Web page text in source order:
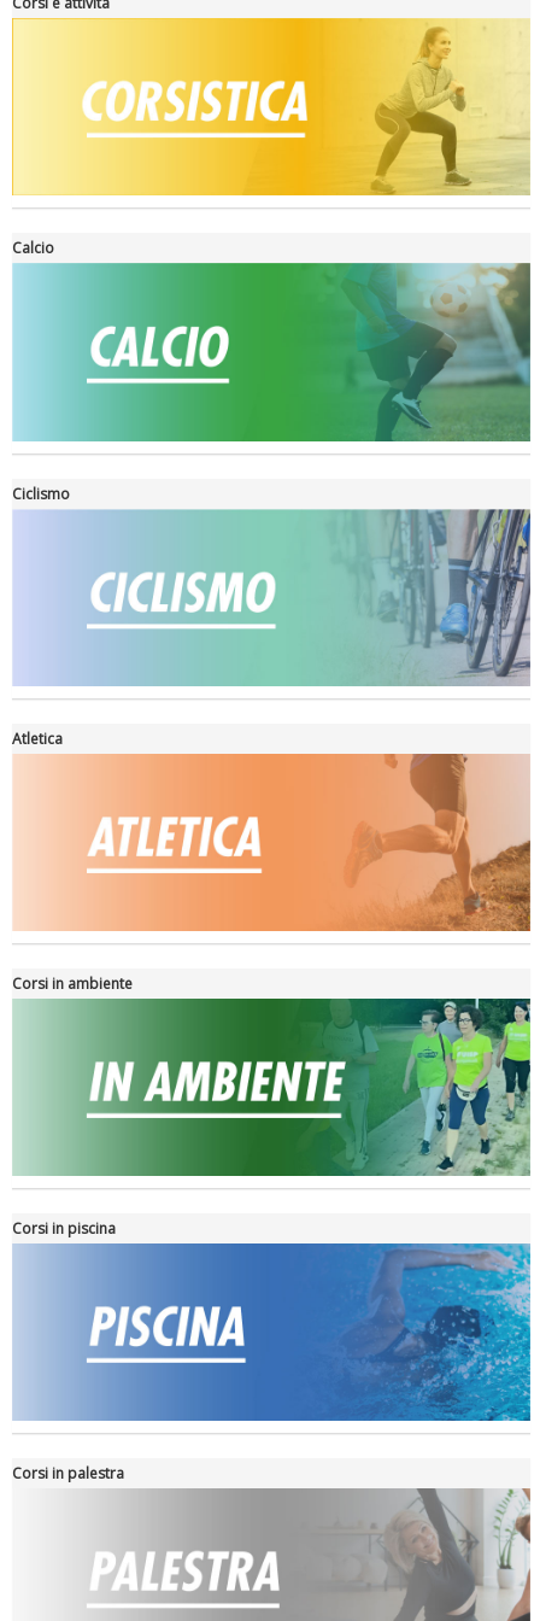
Tiziano Pesce a Radio InBlu2000 traccia il bilancio della stagione
Ddl Lobby, Uisp: “Il Parlamento valorizzi le nostre specificità"
La formazione Uisp rallenta ma prosegue anche in estate
Tiziano Pesce nel Cda di Fondazione Terzjus: prima riunione a
Roma
Calcio
Ciclismo
Atletica
Corsi in ambiente
Corsi in piscina
Corsi in palestra